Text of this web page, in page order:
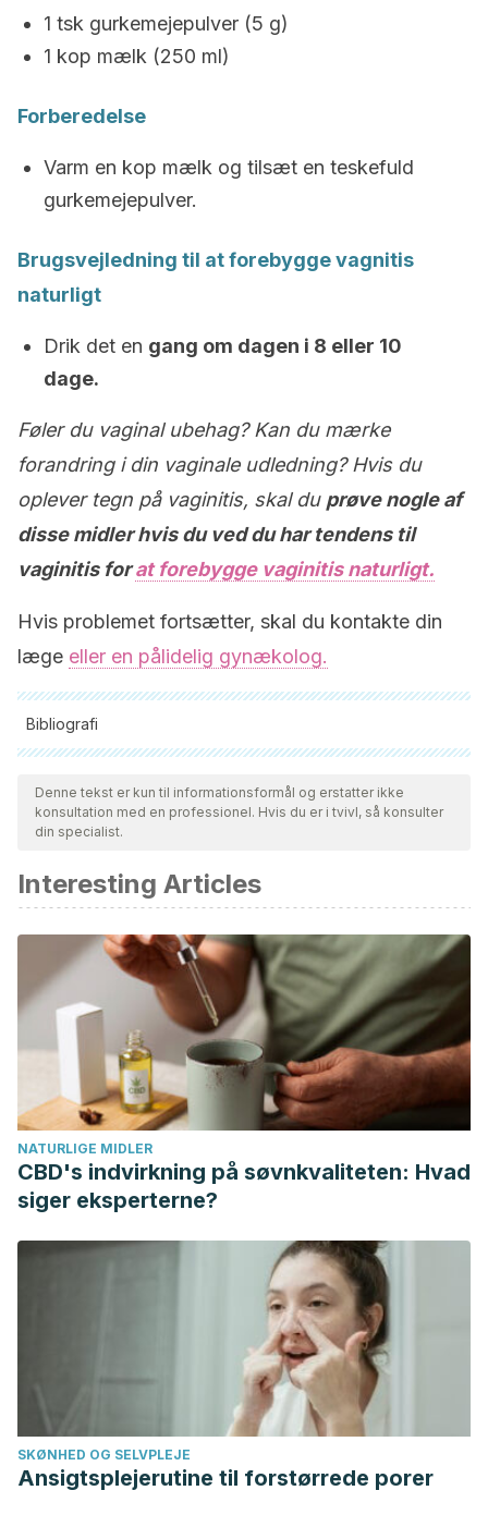
1 tsk gurkemejepulver (5 g)
1 kop mælk (250 ml)
Forberedelse
Varm en kop mælk og tilsæt en teskefuld
gurkemejepulver.
Brugsvejledning til at forebygge vagnitis
naturligt
Drik det en gang om dagen i 8 eller 10
dage.
Føler du vaginal ubehag? Kan du mærke
forandring i din vaginale udledning? Hvis du
oplever tegn på vaginitis, skal du prøve nogle af
disse midler hvis du ved du har tendens til
vaginitis forat forebygge vaginitis naturligt.
Hvis problemet fortsætter, skal du kontakte din
læge eller en pålidelig gynækolog.
Bibliografi
Alle citerede kilder blev grundigt gennemgået af vores team
for at sikre deres kvalitet, pålidelighed, aktualitet og validitet.
Bibliografien i denne artikel blev betragtet som pålidelig og af
Abdelmonem, A. M., Rasheed, S. M., & Mohamed, A. S.
(2012). Bee-honey and yogurt: a novel mixture for treating
patients with vulvovaginal candidiasis during pregnancy.
Archives of gynecology and obstetrics,286 (1), 109-114.
https://pubmed.ncbi.nlm.nih.gov/22314434/
Azimi, H., Fallah-Tafti, M., Karimi-Darmiyan, M., & Abdollahi,
M. (2011). A comprehensive review of vaginitis
phytotherapy. Pakistan Journal of Biological Sciences.
https://doi.org/10.3923/pjbs.2011.960.966
Manejo, L. (2014). Manejo de Vaginitis Persistente.
, 1135-46.
https://journals.lww.com/greenjournal/Documents/
Rosenfeld, J. A. (2009). Vaginitis. In Handbook of Women’s
https://doi.org/10.1017/CBO9780511642111.013
Van Kessel, K., Assefi, N., Marrazzo, J., & Eckert, L. (2003).
Common complementary and alternative therapies for
yeast vaginitis and bacterial vaginosis: A systematic review.
Obstetrical and Gynecological Survey.
https://doi.org/10.1097/00006254-200305000-00024
Sánchez-Martín, M. A., Pellón-Olmedo, M., San-Miguel-
Denne tekst er kun til informationsformål og erstatter ikke
konsultation med en professionel. Hvis du er i tvivl, så konsulter
din specialist.
Interesting Articles
NATURLIGE MIDLER
CBD's indvirkning på søvnkvaliteten: Hvad
siger eksperterne?
SKØNHED OG SELVPLEJE
Ansigtsplejerutine til forstørrede porer